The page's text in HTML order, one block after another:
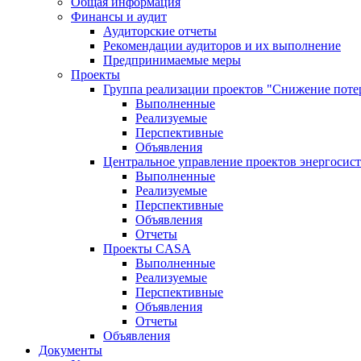
Финансы и аудит
Аудиторские отчеты
Рекомендации аудиторов и их выполнение
Предпринимаемые меры
Проекты
Группа реализации проектов "Снижение
Выполненные
Реализуемые
Перспективные
Объявления
Центральное управление проектов
Выполненные
Реализуемые
Перспективные
Объявления
Отчеты
Проекты CASA
Выполненные
Реализуемые
Перспективные
Объявления
Отчеты
Объявления
Документы